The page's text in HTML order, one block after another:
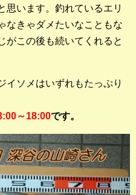
思います。釣れているエリ
なきゃダメたいなこともな
がこの後も続いてくれると
イソメはいずれもたっぷり
～18:00です。